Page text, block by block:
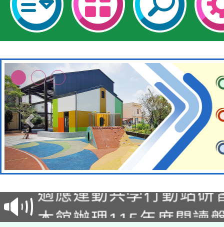
本校115學年度第2次
招甄選結果公告(無人
招)
本館辦理115年度閱讀